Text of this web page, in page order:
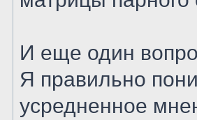
И еще один
Я правильно
усредненное